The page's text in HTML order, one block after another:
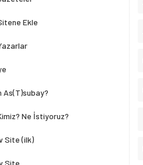
Ekle
As(T)subay?
Ne İstiyoruz?
Site (ilk)